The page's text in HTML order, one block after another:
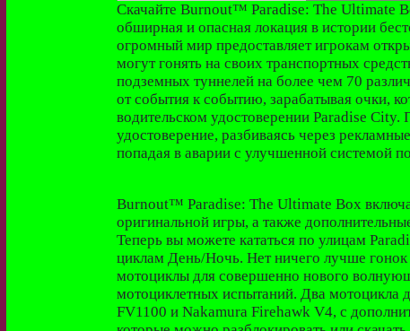
Скачайте Burnout™ Paradise: The Ultimate
обширная и опасная локация в истории
огромный мир предоставляет игрокам
могут гонять на своих транспортных
подземных туннелей на более чем 70
от события к событию, зарабатывая очки,
водительском удостоверении Paradise City.
удостоверение, разбиваясь через
попадая в аварии с улучшенной системой
Burnout™ Paradise: The Ultimate Box
оригинальной игры, а также
Теперь вы можете кататься по улицам
циклам День/Ночь. Нет ничего лучше
мотоциклы для совершенно нового
мотоциклетных испытаний. Два мотоцикла
FV1100 и Nakamura Firehawk V4, с